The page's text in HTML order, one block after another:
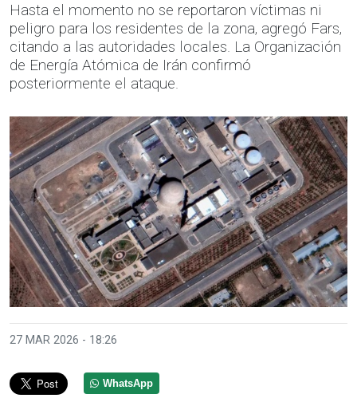
Hasta el momento no se reportaron víctimas ni
peligro para los residentes de la zona, agregó Fars,
citando a las autoridades locales. La Organización
de Energía Atómica de Irán confirmó
posteriormente el ataque.
27 MAR 2026 - 18:26
WhatsApp